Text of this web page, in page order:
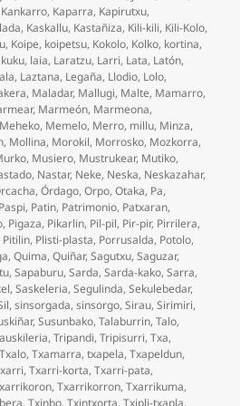
Kankarro, Kaparra, Kapirutxu,
, Kaskallu, Kastañiza, Kili-kili, Kili-Kolo,
, Koipe, koipetsu, Kokolo, Kolko, kortina,
kuku, laia, Laratzu, Larri, Lata, Latón,
, Laztana, Legaña, Llodio, Lolo,
, Maladar, Mallugi, Malte, Mamarro,
, Marmeón, Marmeona,
Meheko, Memelo, Merro, millu, Minza,
, Mollina, Morokil, Morrosko, Mozkorra,
, Musiero, Mustrukear, Mutiko,
, Nastar, Neke, Neska, Neskazahar,
,Órdago,Orpo,Otaka, Pa,
Paspi, Patin, Patrimonio, Patxaran,
, Pigaza, Pikarlin, Pil-pil, Pir-pir, Pirrilera,
Pitilin, Plisti-plasta, Porrusalda, Potolo,
,Quima,Quiñar,Sagutxu,Saguzar,
,Sapaburu,Sarda,Sarda-kako,Sarra,
,Saskeleria,Segulinda,Sekulebedar,
,sinsorgada,sinsorgo,Sirau,Sirimiri,
,Susunbako,Talaburrin,Talo,
,Tripandi,Tripisurri,Txa,
Txalo,Txamarra,txapela,Txapeldun,
,Txarri-korta,Txarri-pata,
,Txarrikorron,Txarrikuma,
,Txinbo,Txintxorta,Txipli-txapla,